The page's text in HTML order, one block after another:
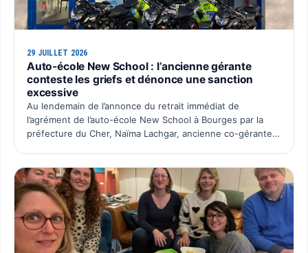
29 JUILLET 2026
Auto-école New School : l’ancienne gérante
conteste les griefs et dénonce une sanction
excessive
Au lendemain de l’annonce du retrait immédiat de
l’agrément de l’auto-école New School à Bourges par la
préfecture du Cher, Naïma Lachgar, ancienne co-gérante